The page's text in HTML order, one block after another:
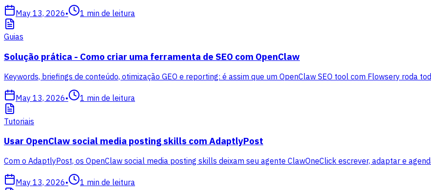
May 13, 2026• 1 min de leitura
Guias
Solução prática - Como criar uma ferramenta de SEO com OpenClaw
Keywords, briefings de conteúdo, otimização GEO e reporting: é assim que um OpenClaw SEO tool com Flowsery roda
May 13, 2026• 1 min de leitura
Tutoriais
Usar OpenClaw social media posting skills com AdaptlyPost
Com o AdaptlyPost, os OpenClaw social media posting skills deixam seu agente ClawOneClick escrever, adaptar e
May 13, 2026• 1 min de leitura